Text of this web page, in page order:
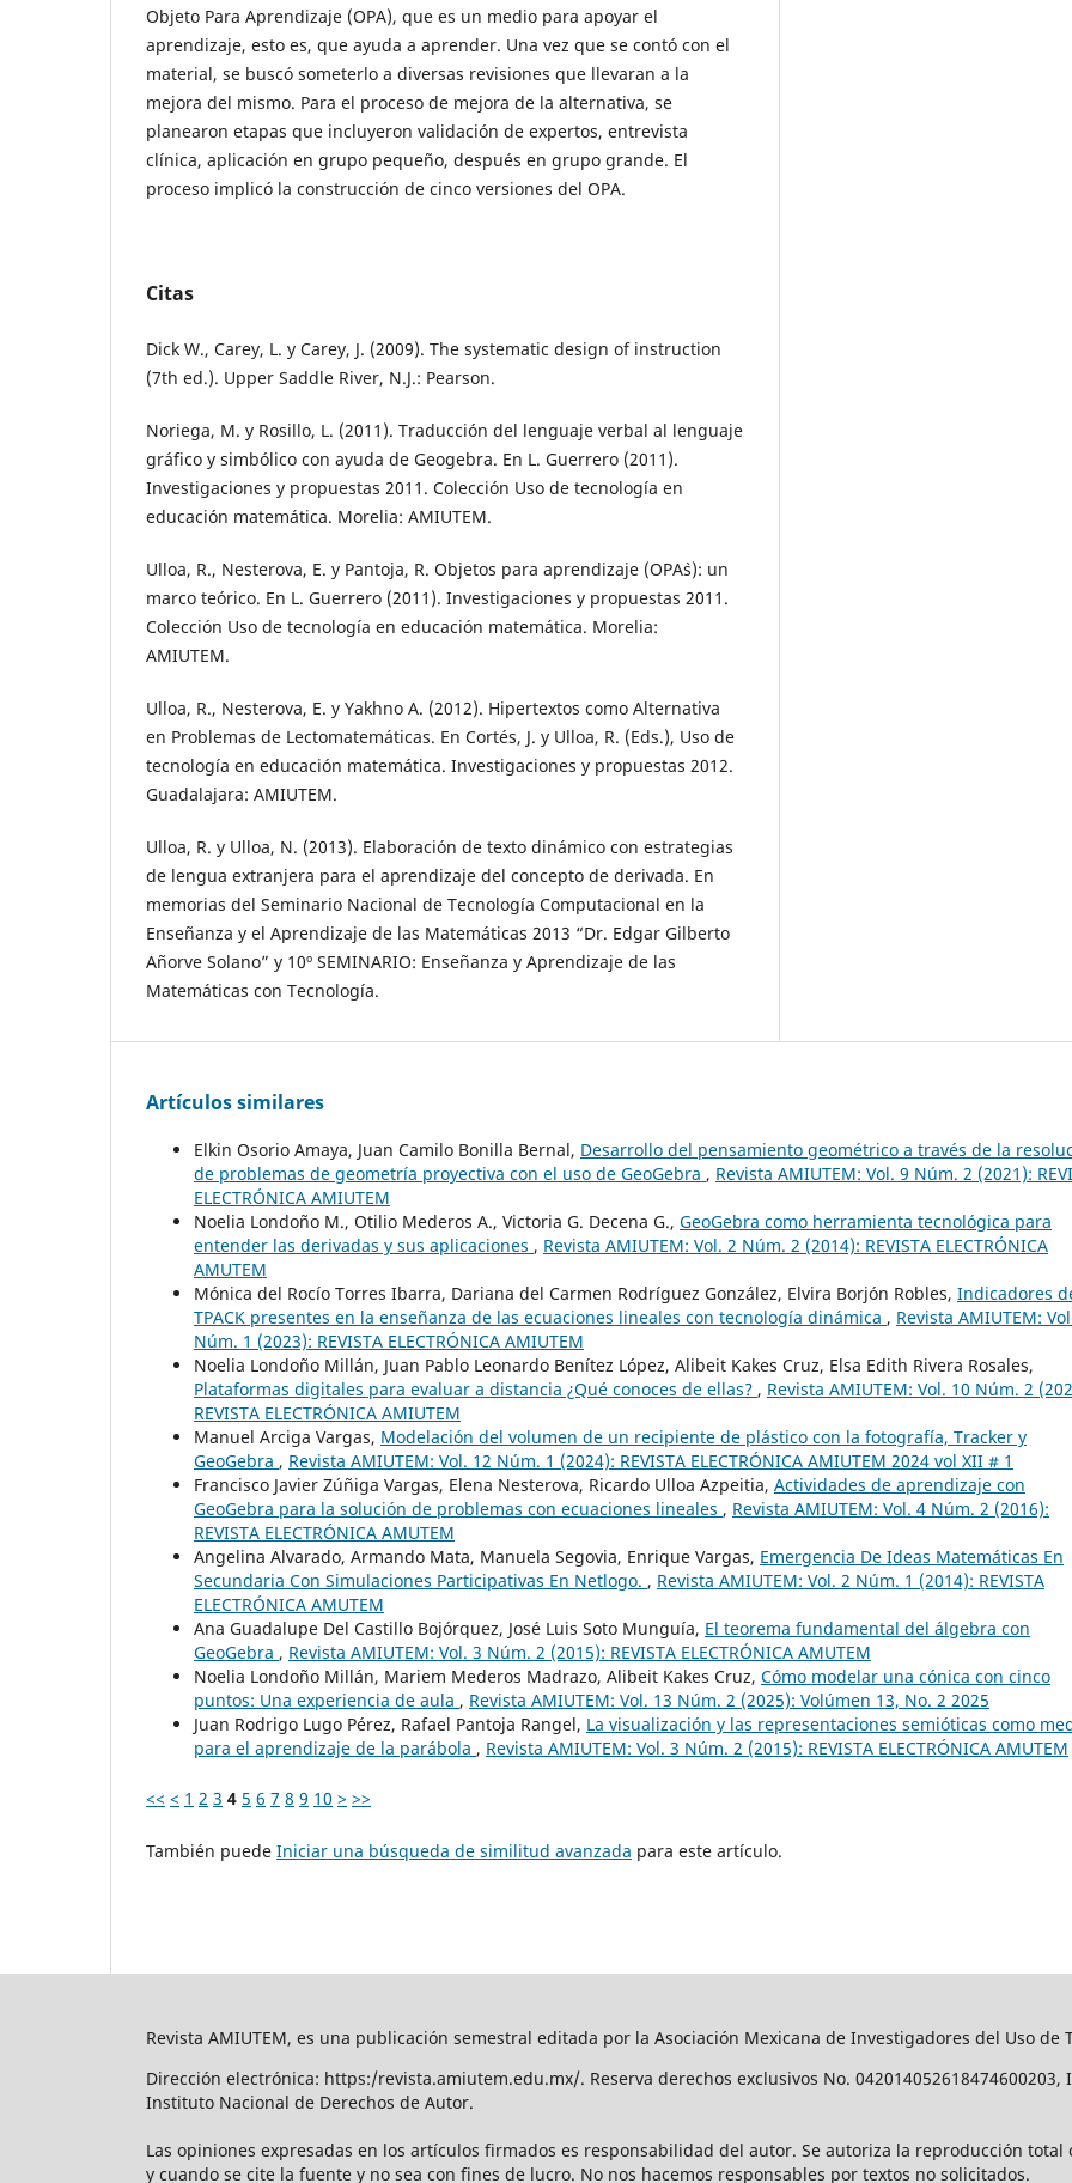
Objeto Para Aprendizaje (OPA), que es un medio para apoyar el
aprendizaje, esto es, que ayuda a aprender. Una vez que se contó con el
material, se buscó someterlo a diversas revisiones que llevaran a la
mejora del mismo. Para el proceso de mejora de la alternativa, se
planearon etapas que incluyeron validación de expertos, entrevista
clínica, aplicación en grupo pequeño, después en grupo grande. El
proceso implicó la construcción de cinco versiones del OPA.
Citas
Dick W., Carey, L. y Carey, J. (2009). The systematic design of instruction
(7th ed.). Upper Saddle River, N.J.: Pearson.
Noriega, M. y Rosillo, L. (2011). Traducción del lenguaje verbal al lenguaje
gráfico y simbólico con ayuda de Geogebra. En L. Guerrero (2011).
Investigaciones y propuestas 2011. Colección Uso de tecnología en
educación matemática. Morelia: AMIUTEM.
Ulloa, R., Nesterova, E. y Pantoja, R. Objetos para aprendizaje (OPA`s): un
marco teórico. En L. Guerrero (2011). Investigaciones y propuestas 2011.
Colección Uso de tecnología en educación matemática. Morelia:
AMIUTEM.
Ulloa, R., Nesterova, E. y Yakhno A. (2012). Hipertextos como Alternativa
en Problemas de Lectomatemáticas. En Cortés, J. y Ulloa, R. (Eds.), Uso de
tecnología en educación matemática. Investigaciones y propuestas 2012.
Guadalajara: AMIUTEM.
Ulloa, R. y Ulloa, N. (2013). Elaboración de texto dinámico con estrategias
de lengua extranjera para el aprendizaje del concepto de derivada. En
memorias del Seminario Nacional de Tecnología Computacional en la
Enseñanza y el Aprendizaje de las Matemáticas 2013 “Dr. Edgar Gilberto
Añorve Solano” y 10º SEMINARIO: Enseñanza y Aprendizaje de las
Matemáticas con Tecnología.
Artículos similares
Elkin Osorio Amaya, Juan Camilo Bonilla Bernal, Desarrollo del pensamiento geométrico a través de la
de problemas de geometría proyectiva con el uso de GeoGebra , Revista AMIUTEM: Vol. 9 Núm. 2 (2021):
ELECTRÓNICA AMIUTEM
Noelia Londoño M., Otilio Mederos A., Victoria G. Decena G., GeoGebra como herramienta tecnológica para
entender las derivadas y sus aplicaciones , Revista AMIUTEM: Vol. 2 Núm. 2 (2014): REVISTA ELECTRÓNICA
AMUTEM
Mónica del Rocío Torres Ibarra, Dariana del Carmen Rodríguez González, Elvira Borjón Robles, Indicadores
TPACK presentes en la enseñanza de las ecuaciones lineales con tecnología dinámica , Revista AMIUTEM:
Núm. 1 (2023): REVISTA ELECTRÓNICA AMIUTEM
Noelia Londoño Millán, Juan Pablo Leonardo Benítez López, Alibeit Kakes Cruz, Elsa Edith Rivera Rosales,
Plataformas digitales para evaluar a distancia ¿Qué conoces de ellas? , Revista AMIUTEM: Vol. 10 Núm. 2
REVISTA ELECTRÓNICA AMIUTEM
Manuel Arciga Vargas, Modelación del volumen de un recipiente de plástico con la fotografía, Tracker y
GeoGebra , Revista AMIUTEM: Vol. 12 Núm. 1 (2024): REVISTA ELECTRÓNICA AMIUTEM 2024 vol XII # 1
Francisco Javier Zúñiga Vargas, Elena Nesterova, Ricardo Ulloa Azpeitia, Actividades de aprendizaje con
GeoGebra para la solución de problemas con ecuaciones lineales , Revista AMIUTEM: Vol. 4 Núm. 2 (2016):
REVISTA ELECTRÓNICA AMUTEM
Angelina Alvarado, Armando Mata, Manuela Segovia, Enrique Vargas, Emergencia De Ideas Matemáticas En
Secundaria Con Simulaciones Participativas En Netlogo. , Revista AMIUTEM: Vol. 2 Núm. 1 (2014): REVISTA
ELECTRÓNICA AMUTEM
Ana Guadalupe Del Castillo Bojórquez, José Luis Soto Munguía, El teorema fundamental del álgebra con
GeoGebra , Revista AMIUTEM: Vol. 3 Núm. 2 (2015): REVISTA ELECTRÓNICA AMUTEM
Noelia Londoño Millán, Mariem Mederos Madrazo, Alibeit Kakes Cruz, Cómo modelar una cónica con cinco
puntos: Una experiencia de aula , Revista AMIUTEM: Vol. 13 Núm. 2 (2025): Volúmen 13, No. 2 2025
Juan Rodrigo Lugo Pérez, Rafael Pantoja Rangel, La visualización y las representaciones semióticas como
para el aprendizaje de la parábola , Revista AMIUTEM: Vol. 3 Núm. 2 (2015): REVISTA ELECTRÓNICA AMUTEM
<< < 1 2 3 4 5 6 7 8 9 10 > >>
También puede Iniciar una búsqueda de similitud avanzada para este artículo.
Revista AMIUTEM, es una publicación semestral editada por la Asociación Mexicana de Investigadores del Uso de
Dirección electrónica: https:/revista.amiutem.edu.mx/. Reserva derechos exclusivos No. 042014052618474600203,
Instituto Nacional de Derechos de Autor.
Las opiniones expresadas en los artículos firmados es responsabilidad del autor. Se autoriza la reproducción
y cuando se cite la fuente y no sea con fines de lucro. No nos hacemos responsables por textos no solicitados.